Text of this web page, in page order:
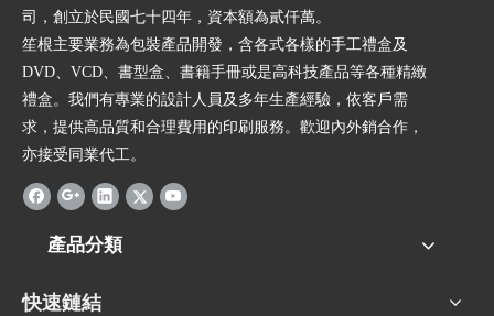
司，創立於民國七十四年，資本額為貳仟萬。
笙根主要業務為包裝產品開發，含各式各樣的手工禮盒及
DVD、VCD、書型盒、書籍手冊或是高科技產品等各種精緻
禮盒。我們有專業的設計人員及多年生產經驗，依客戶需
求，提供高品質和合理費用的印刷服務。歡迎內外銷合作，
亦接受同業代工。
產品分類
快速鏈結